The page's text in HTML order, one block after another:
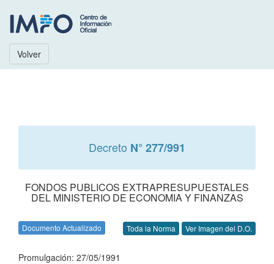
Volver
Decreto N° 277/991
FONDOS PUBLICOS EXTRAPRESUPUESTALES
DEL MINISTERIO DE ECONOMIA Y FINANZAS
Documento Actualizado Toda la Norma Ver Imagen del D.O.
Promulgación: 27/05/1991